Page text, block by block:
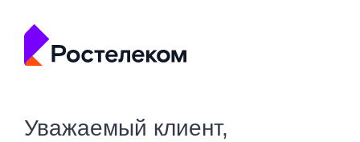
Уважаемый клиент,